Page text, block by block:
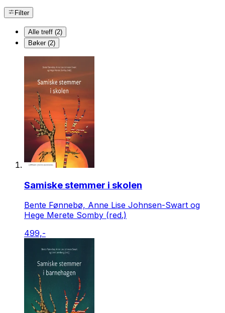
Filter
Alle treff (2)
Bøker (2)
Samiske stemmer i skolen
Bente Fønnebø, Anne Lise Johnsen-Swart og
Hege Merete Somby (red.)
499,-